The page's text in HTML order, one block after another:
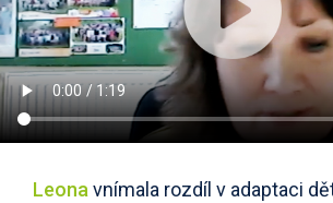
Leona vnímala rozdíl v adaptaci